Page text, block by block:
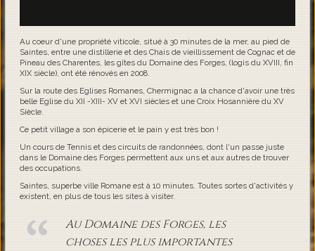
Au coeur d'une propriété viticole, situé à 30 minutes de la mer, au pied de
Saintes, entre une distillerie et des Chais de vieillissement de Cognac et de
Pineau des Charentes, les gîtes du Domaine des Forges, (logis du XVIII, fin
XIX siècle), ont été rénovés en 2008.
Sur la route des Eglises Romanes, Chermignac a la chance d'avoir une très
belle Eglise du XII -XIII- XV et XVI siècles et une Croix Hosannière du XV
Siècle.
Ce petit village a son épicerie et le pain y est très bon !
Un cours de Tennis et des circuits de randonnées, dont l'un passe juste
dans le Domaine des Forges permettent aux uns et aux autres de trouver
des occupations.
Saintes, superbe ville Romane est à 10 minutes. Toutes sortes d'activités y
existent, en plus de tous les sites à visiter.
Au Domaine des Forges, les
choses les plus importantes